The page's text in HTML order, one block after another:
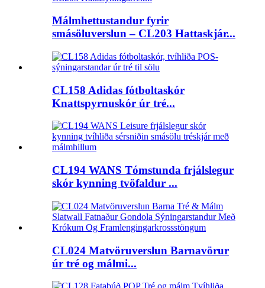
Málmhettustandur fyrir
smásöluverslun – CL203 Hattaskjár...
CL158 Adidas fótboltaskór
Knattspyrnuskór úr tré...
CL194 WANS Tómstunda frjálslegur
skór kynning tvöfaldur ...
CL024 Matvöruverslun Barnavörur
úr tré og málmi...